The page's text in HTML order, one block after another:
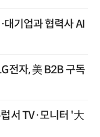
기업과 협력사 AI
전자, 美 B2B 구독
서 TV·모니터 '大